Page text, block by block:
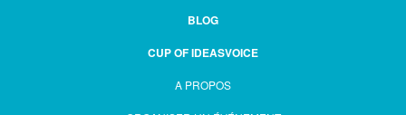
BLOG
CUP OF IDEASVOICE
A PROPOS